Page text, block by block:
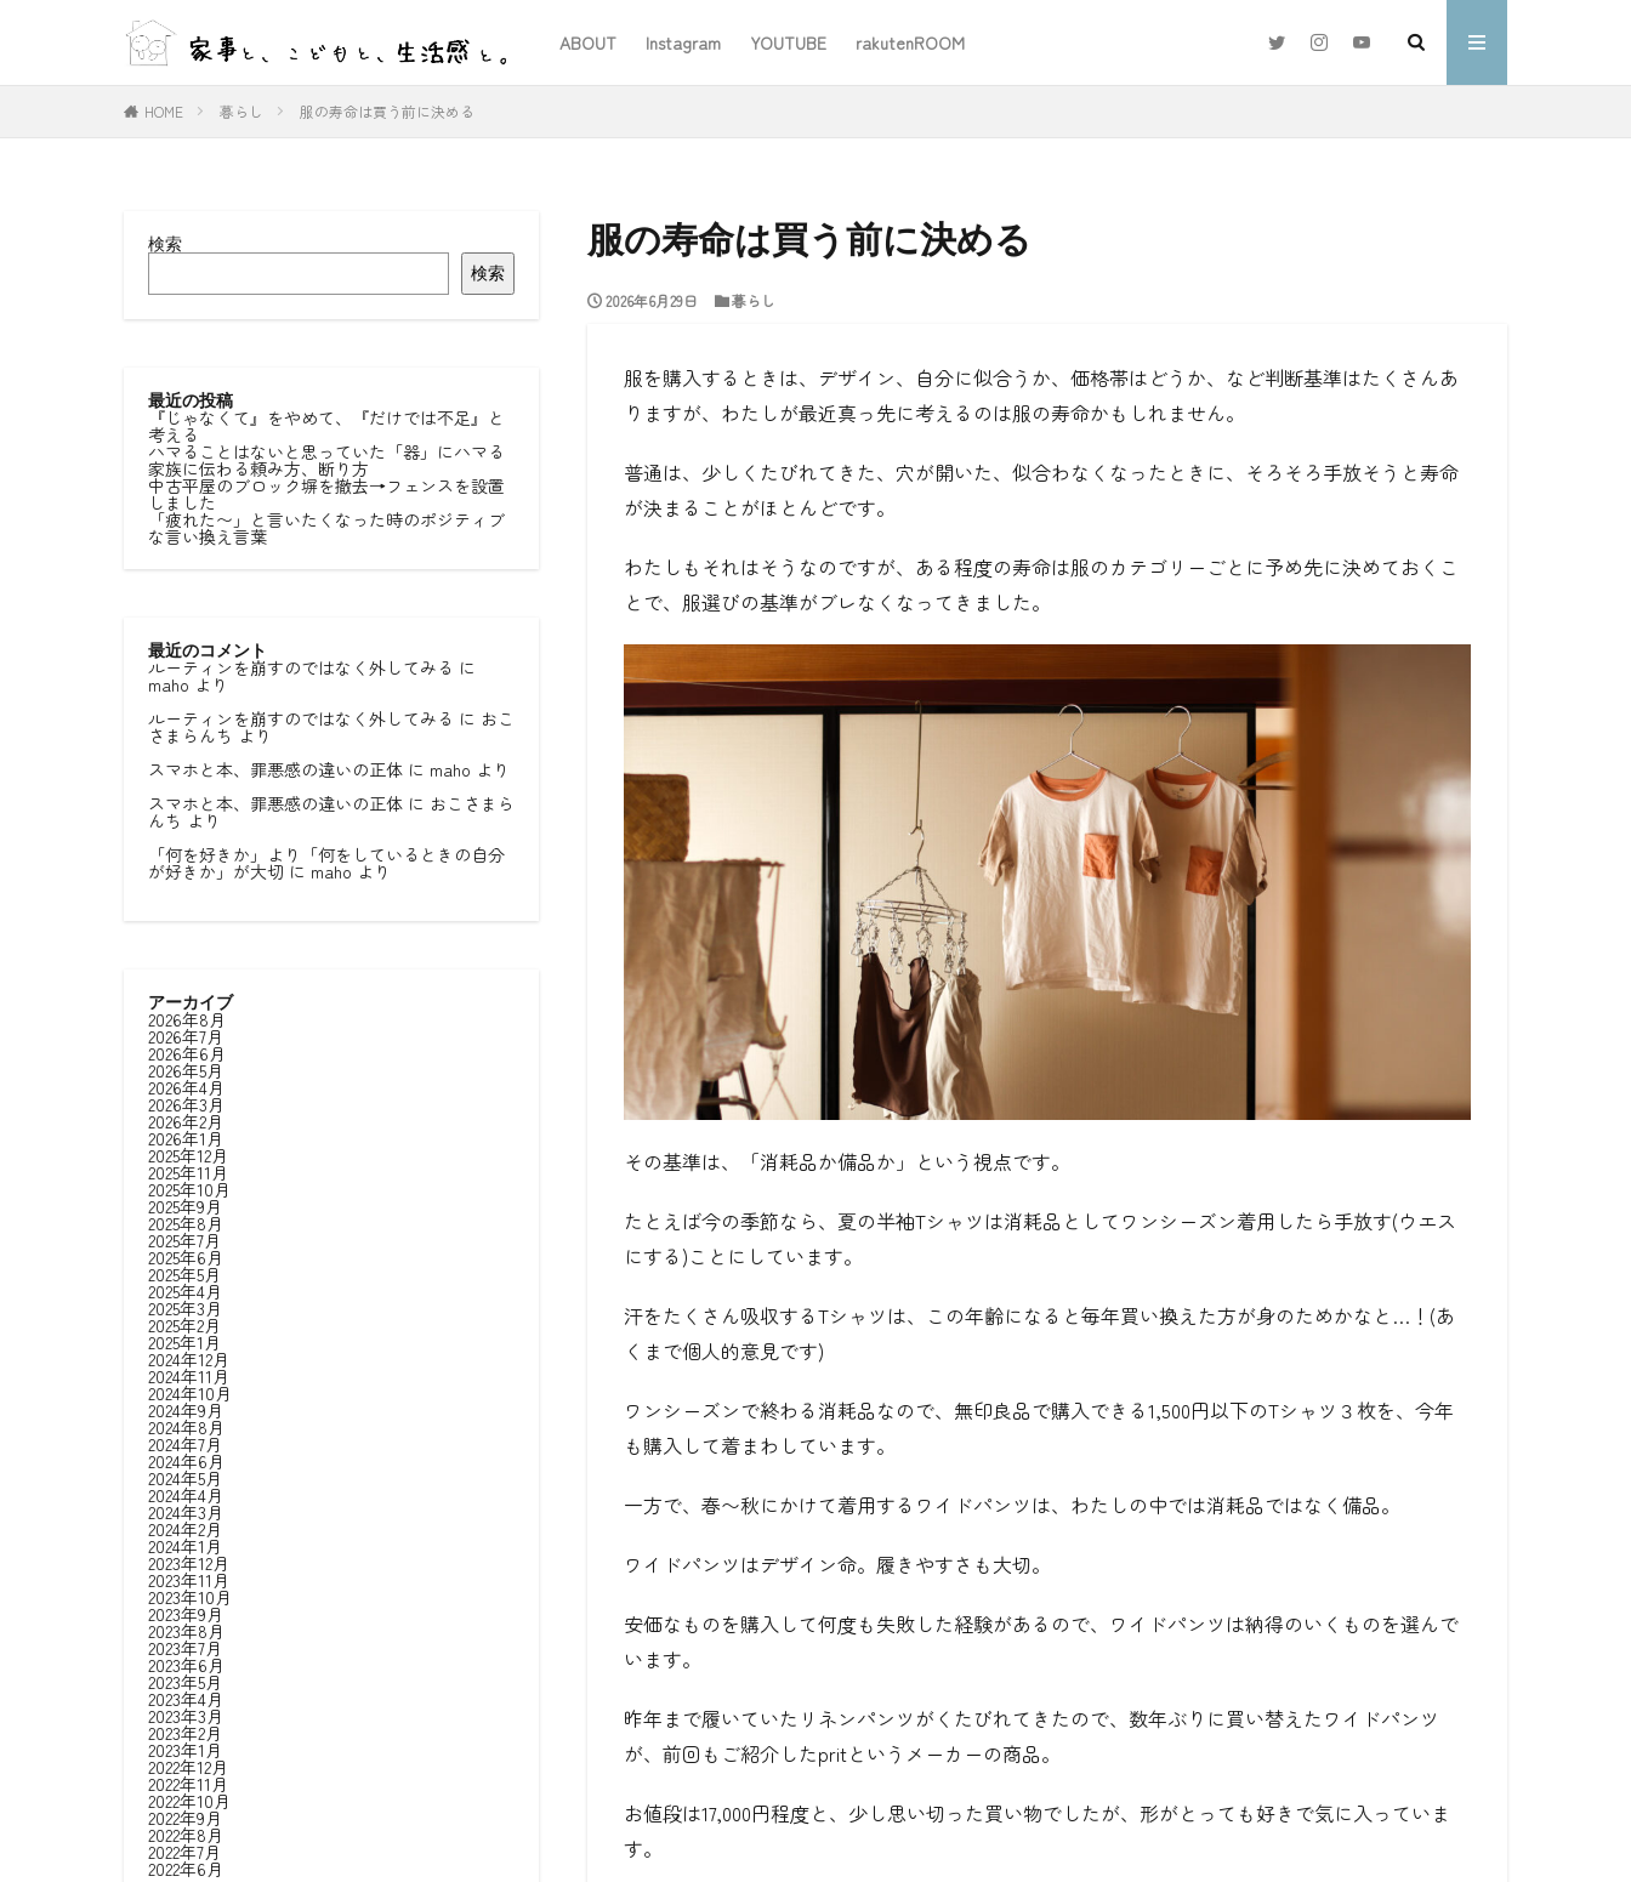
ABOUT Instagram YOUTUBE rakutenROOM
HOME 暮らし 服の寿命は買う前に決める
服の寿命は買う前に決める
2026年6月29日 暮らし
服を購入するときは、デザイン、自分に似合うか、価格帯はどうか、など判断基準はたくさんあ
りますが、わたしが最近真っ先に考えるのは服の寿命かもしれません。
普通は、少しくたびれてきた、穴が開いた、似合わなくなったときに、そろそろ手放そうと寿命
が決まることがほとんどです。
わたしもそれはそうなのですが、ある程度の寿命は服のカテゴリーごとに予め先に決めておくこ
とで、服選びの基準がブレなくなってきました。
その基準は、 「消耗品か備品か」 という視点です。
たとえば今の季節なら、夏の半袖Tシャツは消耗品としてワンシーズン着用したら手放す(ウエス
にする)ことにしています。
汗をたくさん吸収するTシャツは、この年齢になると毎年買い換えた方が身のためかなと…！(あ
くまで個人的意見です)
ワンシーズンで終わる消耗品なので、無印良品で購入できる1,500円以下のTシャツ３枚を、今年
も購入して着まわしています。
一方で、春〜秋にかけて着用するワイドパンツは、わたしの中では消耗品ではなく備品。
ワイドパンツはデザイン命。履きやすさも大切。
安価なものを購入して何度も失敗した経験があるので、ワイドパンツは納得のいくものを選んで
います。
昨年まで履いていたリネンパンツがくたびれてきたので、数年ぶりに買い替えたワイドパンツ
が、前回もご紹介したpritというメーカーの商品。
お値段は17,000円程度と、少し思い切った買い物でしたが、形がとっても好きで気に入っていま
す。
検索
検索
最近の投稿
『じゃなくて』をやめて、『だけでは不足』と
考える
ハマることはないと思っていた「器」にハマる
家族に伝わる頼み方、断り方
中古平屋のブロック塀を撤去→フェンスを設置
しました
「疲れた〜」と言いたくなった時のポジティブ
な言い換え言葉
最近のコメント
ルーティンを崩すのではなく外してみる に
maho より
ルーティンを崩すのではなく外してみる に おこ
さまらんち より
スマホと本、罪悪感の違いの正体 に maho より
スマホと本、罪悪感の違いの正体 に おこさまら
んち より
「何を好きか」より「何をしているときの自分
が好きか」が大切 に maho より
アーカイブ
2026年8月
2026年7月
2026年6月
2026年5月
2026年4月
2026年3月
2026年2月
2026年1月
2025年12月
2025年11月
2025年10月
2025年9月
2025年8月
2025年7月
2025年6月
2025年5月
2025年4月
2025年3月
2025年2月
2025年1月
2024年12月
2024年11月
2024年10月
2024年9月
2024年8月
2024年7月
2024年6月
2024年5月
2024年4月
2024年3月
2024年2月
2024年1月
2023年12月
2023年11月
2023年10月
2023年9月
2023年8月
2023年7月
2023年6月
2023年5月
2023年4月
2023年3月
2023年2月
2023年1月
2022年12月
2022年11月
2022年10月
2022年9月
2022年8月
2022年7月
2022年6月
WEB デザイン SEO